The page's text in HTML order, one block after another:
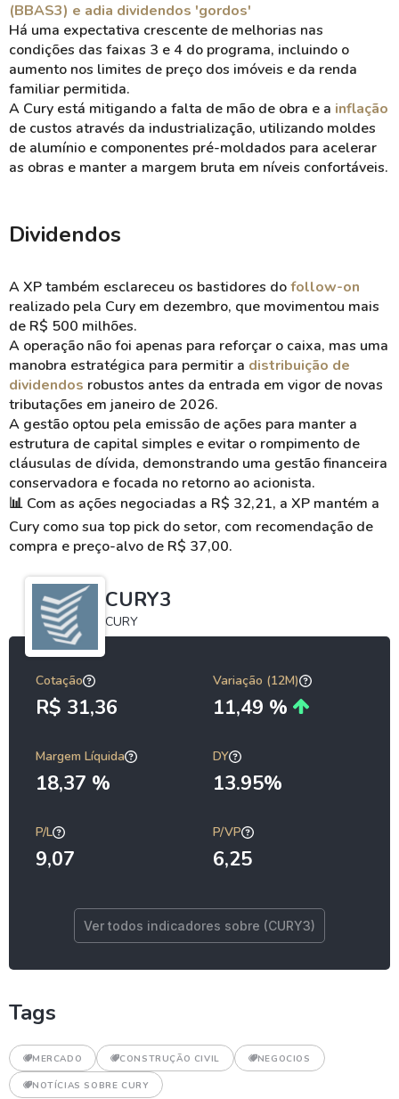
(BBAS3) e adia dividendos 'gordos'
Há uma expectativa crescente de melhorias nas
condições das faixas 3 e 4 do programa, incluindo o
aumento nos limites de preço dos imóveis e da renda
familiar permitida.
A Cury está mitigando a falta de mão de obra e a inflação
de custos através da industrialização, utilizando moldes
de alumínio e componentes pré-moldados para acelerar
as obras e manter a margem bruta em níveis confortáveis.
Dividendos
A XP também esclareceu os bastidores dofollow-on
realizado pela Cury em dezembro, que movimentou mais
de R$ 500 milhões.
A operação não foi apenas para reforçar o caixa, mas uma
manobra estratégica para permitir a distribuição de
dividendos robustos antes da entrada em vigor de novas
tributações em janeiro de 2026.
A gestão optou pela emissão de ações para manter a
estrutura de capital simples e evitar o rompimento de
cláusulas de dívida, demonstrando uma gestão financeira
conservadora e focada no retorno ao acionista.
📊 Com as ações negociadas a R$ 32,21, a XP mantém a
Cury como sua top pick do setor, com recomendação de
compra e preço-alvo de R$ 37,00.
CURY3
CURY
Cotação
R$ 31,36
Variação (12M)
11,49 %
Margem Líquida
18,37 %
DY
13.95%
P/L
9,07
P/VP
6,25
Ver todos indicadores sobre (CURY3)
Tags
MERCADO CONSTRUÇÃO CIVIL NEGOCIOS
NOTÍCIAS SOBRE CURY